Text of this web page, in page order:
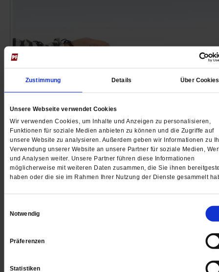
Zustimmung Details Über Cookies
Unsere Webseite verwendet Cookies
Wir verwenden Cookies, um Inhalte und Anzeigen zu personalisieren,
Funktionen für soziale Medien anbieten zu können und die Zugriffe auf
unsere Website zu analysieren. Außerdem geben wir Informationen zu
Verwendung unserer Website an unsere Partner für soziale Medien,
und Analysen weiter. Unsere Partner führen diese Informationen
möglicherweise mit weiteren Daten zusammen, die Sie ihnen
haben oder die sie im Rahmen Ihrer Nutzung der Dienste gesammelt
Notwendig
Präferenzen
Statistiken
Hilfe, ich bin süchtig!
Rund eine Million Deutsche sind internetabhängig.
finden Netz-Junkies zurück ins Leben? /mehr
Andreas Boueke
Die Marktmacht der Kirchen
kirchliche Einrichtungen auf fairen und ökologischen
vonClaudia Mende